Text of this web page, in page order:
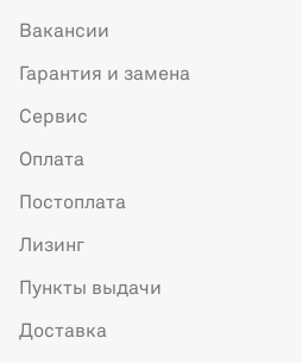
Вакансии
Гарантия и замена
Сервис
Оплата
Постоплата
Лизинг
Пункты выдачи
Доставка